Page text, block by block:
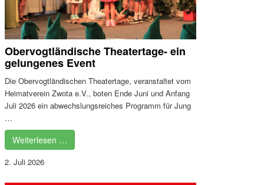
Obervogtländische Theatertage- ein
gelungenes Event
Die Obervogtländischen Theatertage, veranstaltet vom
Heimatverein Zwota e.V., boten Ende Juni und Anfang
Juli 2026 ein abwechslungsreiches Programm für Jung
…
Weiterlesen …
2. Juli 2026